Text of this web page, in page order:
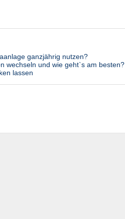
ganzjährig nutzen?
wechseln und wie geht`s am besten?
lassen